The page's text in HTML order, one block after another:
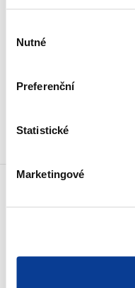
souhlasu
Nutné
Preferenční
Statistické
Marketingové
Weby ministerstva
Resort financí
Důležité odkazy